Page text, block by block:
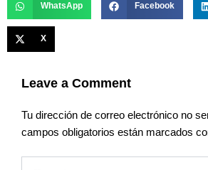
WhatsApp Facebook
X
Leave a Comment
Tu dirección de correo electrónico no
campos obligatorios están marcados